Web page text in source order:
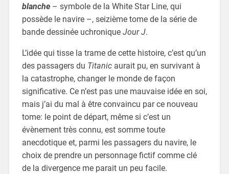
blanche– symbole de la White Star Line, qui
possède le navire –, seizième tome de la série de
bande dessinée uchronique Jour J.
L’idée qui tisse la trame de cette histoire, c’est qu’un
des passagers du Titanicaurait pu, en survivant à
la catastrophe, changer le monde de façon
significative. Ce n’est pas une mauvaise idée en soi,
mais j’ai du mal à être convaincu par ce nouveau
tome: le point de départ, même si c’est un
évènement très connu, est somme toute
anecdotique et, parmi les passagers du navire, le
choix de prendre un personnage fictif comme clé
de la divergence me parait un peu facile.